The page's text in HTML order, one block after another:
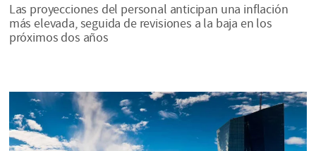
Las proyecciones del personal anticipan una inflación
más elevada, seguida de revisiones a la baja en los
próximos dos años